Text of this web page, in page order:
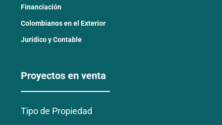
Financiación
Colombianos en el Exterior
Jurídico y Contable
Proyectos en venta
Tipo de Propiedad